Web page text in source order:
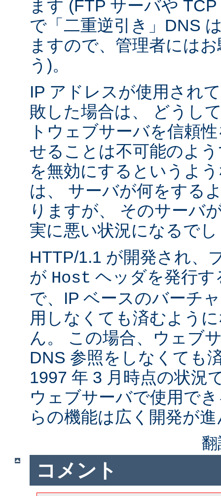
ます (FTP サーバや
で「二重逆引き」DNS
ますので、管理者には
う)。
IP アドレスが使用され
敗した場合は、 どうし
トウェブサーバを信頼
せることは不可能のよ
を無効にするというよ
は、 サーバが何をする
りますが、 そのサーバ
実に悪い状況になるで
HTTP/1.1 が開発され、
が Host ヘッダを発行
で、IP ベースのバーチ
用しなくても済むよう
ん。 この場合、ウェブ
DNS 参照をしなくても
1997 年 3 月時点の状況
ウェブサーバで使用で
らの機能は広く開発が
コメント